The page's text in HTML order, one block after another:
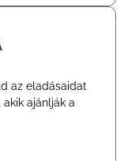
az eladásaidat
ajánlják a